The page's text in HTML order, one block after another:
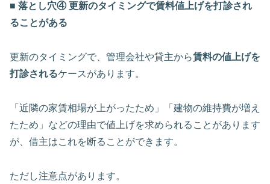
■ 落とし穴④ 更新のタイミングで賃料値上げを打診され
ることがある
更新のタイミングで、管理会社や貸主から賃料の値上げを
打診されるケースがあります。
「近隣の家賃相場が上がったため」「建物の維持費が増え
たため」などの理由で値上げを求められることがあります
が、借主はこれを断ることができます。
ただし注意点があります。